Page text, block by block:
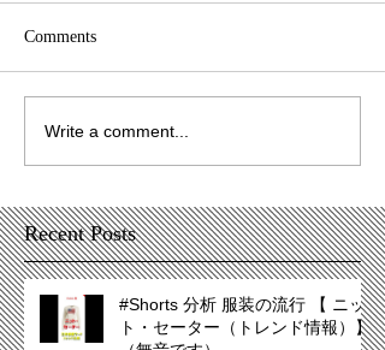
Comments
Write a comment...
Recent Posts
#Shorts 分析 服装の流行 【 ニッ
ト・セーター（トレンド情報）】